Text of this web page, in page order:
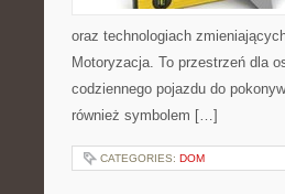
oraz technologiach
Motoryzacja. To przestrzeń dla
codziennego pojazdu do
również symbolem […]
CATEGORIES: DOM